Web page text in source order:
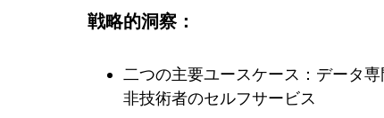
戦略的洞察：
二つの主要ユースケース：データ
非技術者のセルフサービス